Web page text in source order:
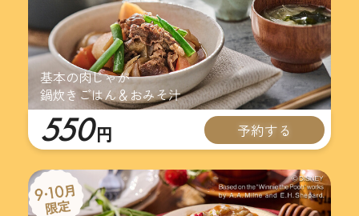
基本の肉じゃが
鍋炊きごはん＆おみそ汁
550 円 予約する